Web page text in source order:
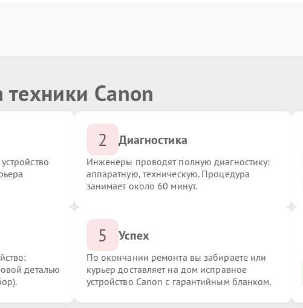
Canon
2 Диагностика
Инженеры проводят полную диагностику:
аппаратную, техническую. Процедура
занимает около 60 минут.
деталью
5 Успех
По окончании ремонта вы забираете или
курьер доставляет на дом исправное
устройство Canon с гарантийным бланком.